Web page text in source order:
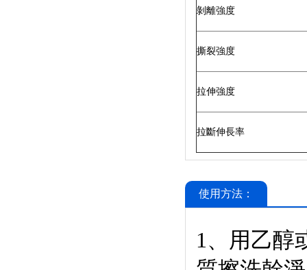
剝離強度
撕裂強度
拉伸強度
拉斷伸長率
使用方法：
1、用乙醇